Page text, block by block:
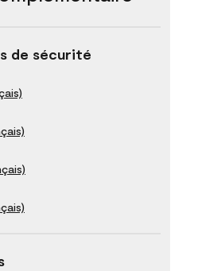
de sécurité